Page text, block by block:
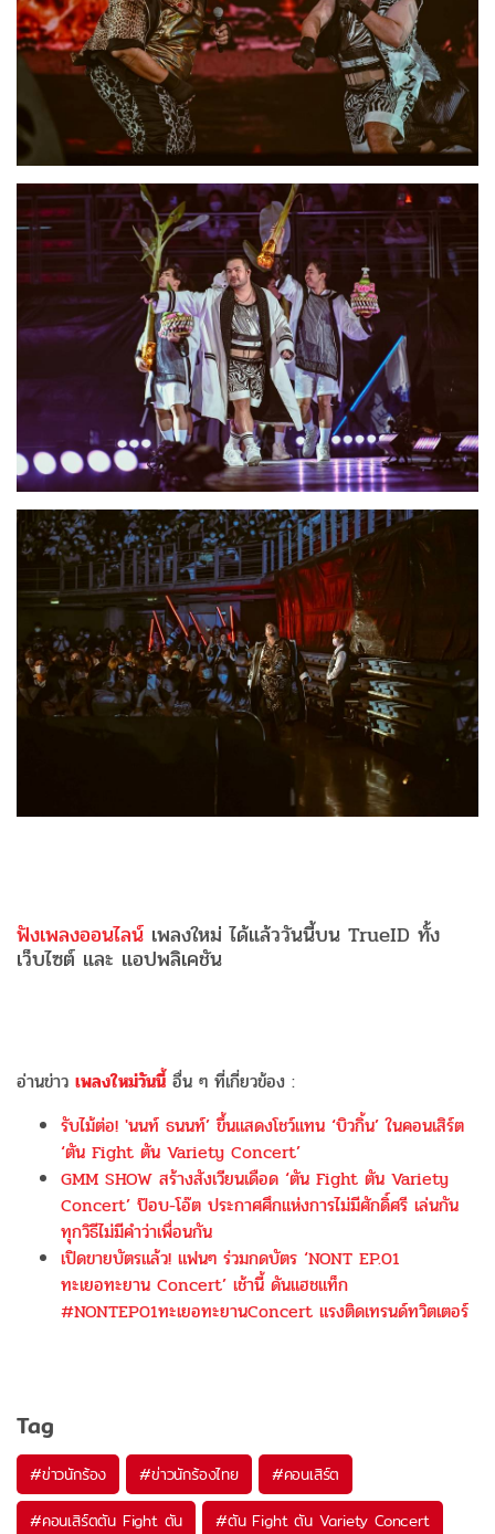
ฟังเพลงออนไลน์ เพลงใหม่ ได้แล้ววันนี้บน TrueID ทั้ง
เว็บไซต์ และ แอปพลิเคชัน
อ่านข่าว เพลงใหม่วันนี้ อื่น ๆ ที่เกี่ยวข้อง :
รับไม้ต่อ! 'นนท์ ธนนท์’ ขึ้นแสดงโชว์แทน ‘บิวกิ้น’ ในคอนเสิร์ต
‘ตัน Fight ตัน Variety Concert’
GMM SHOW สร้างสังเวียนเดือด ‘ตัน Fight ตัน Variety
Concert’ ป๊อบ-โอ๊ต ประกาศศึกแห่งการไม่มีศักดิ์ศรี เล่นกัน
ทุกวิธีไม่มีคำว่าเพื่อนกัน
เปิดขายบัตรแล้ว! แฟนๆ ร่วมกดบัตร ‘NONT EP.01
ทะเยอทะยาน Concert’ เช้านี้ ดันแฮชแท็ก
#NONTEP01ทะเยอทะยานConcert แรงติดเทรนด์ทวิตเตอร์
Tag
#ข่าวนักร้อง #ข่าวนักร้องไทย #คอนเสิร์ต
#คอนเสิร์ตตัน Fight ตัน #ตัน Fight ตัน Variety Concert